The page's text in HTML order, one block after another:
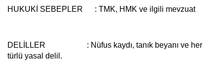
HUKUKİ SEBEPLER : TMK, HMK ve ilgili mevzuat
DELİLLER : Nüfus kaydı, tanık beyanı ve her
türlü yasal delil.